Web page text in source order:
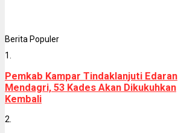
Berita Populer
1.
Pemkab Kampar Tindaklanjuti Edaran
Mendagri, 53 Kades Akan Dikukuhkan
Kembali
2.